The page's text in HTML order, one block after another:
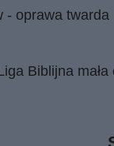
- oprawa twarda
Biblijna mała